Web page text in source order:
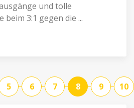
und tolle
3:1 gegen die ...
5 6 7 8 9 10